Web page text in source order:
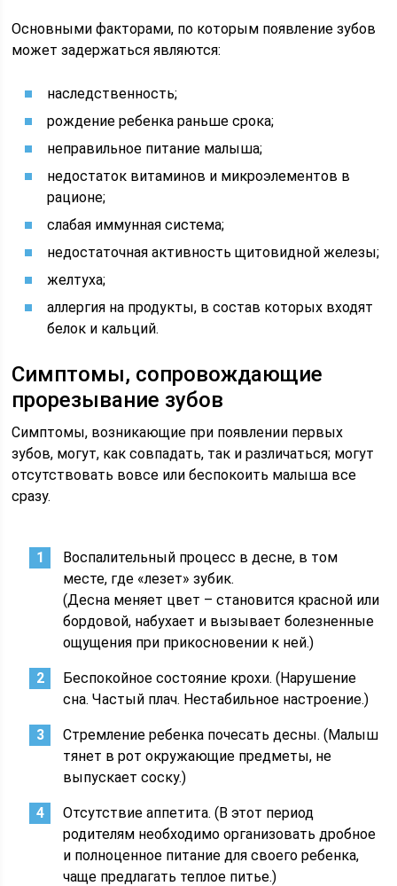
Основными факторами, по которым появление зубов
может задержаться являются:
наследственность;
рождение ребенка раньше срока;
неправильное питание малыша;
недостаток витаминов и микроэлементов в
рационе;
слабая иммунная система;
недостаточная активность щитовидной железы;
желтуха;
аллергия на продукты, в состав которых входят
белок и кальций.
Симптомы, сопровождающие
прорезывание зубов
Симптомы, возникающие при появлении первых
зубов, могут, как совпадать, так и различаться; могут
отсутствовать вовсе или беспокоить малыша все
сразу.
Воспалительный процесс в десне, в том
месте, где «лезет» зубик.
(Десна меняет цвет – становится красной или
бордовой, набухает и вызывает болезненные
ощущения при прикосновении к ней.)
Беспокойное состояние крохи. (Нарушение
сна. Частый плач. Нестабильное настроение.)
Стремление ребенка почесать десны. (Малыш
тянет в рот окружающие предметы, не
выпускает соску.)
Отсутствие аппетита. (В этот период
родителям необходимо организовать дробное
и полноценное питание для своего ребенка,
чаще предлагать теплое питье.)